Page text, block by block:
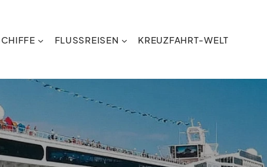
FLUSSREISEN KREUZFAHRT-WELT